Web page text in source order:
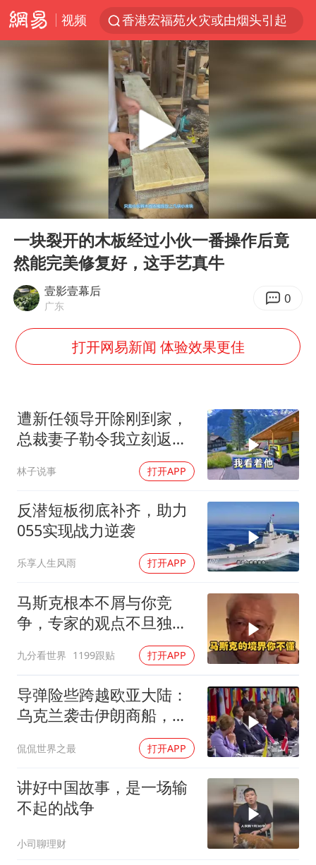
视频
香港宏福苑火灾或由烟头引起
浙江台州《告全体市民书》
多所高校取消艺考
张本智和：零封向鹏不意外
泰国初中生饮弹自尽前开了26枪
22岁女生独闯南太行失联12天
用AI造出新病毒意味着什么
梁文锋为什么投王兴兴
万岁山接盘烂尾恒大文旅城
多所幼师院校开设养老专业
习近平心系体育强国建设
Play
00:47
一块裂开的木板经过小伙一番操作后竟
然能完美修复好，这手艺真牛
壹影壹幕后
广东 0
打开网易新闻 体验效果更佳
遭新任领导开除刚到家，
总裁妻子勒令我立刻返
岗，我直言她无权命令我
林子说事 打开APP
反潜短板彻底补齐，助力
055实现战力逆袭
乐享人生风雨 打开APP
马斯克根本不屑与你竞
争，专家的观点不旦独到
九分看世界 1199跟贴 打开APP
导弹险些跨越欧亚大陆：
乌克兰袭击伊朗商船，差
点引爆两场战争的“连环
雷”
侃侃世界之最 打开APP
讲好中国故事，是一场输
不起的战争
小司聊理财